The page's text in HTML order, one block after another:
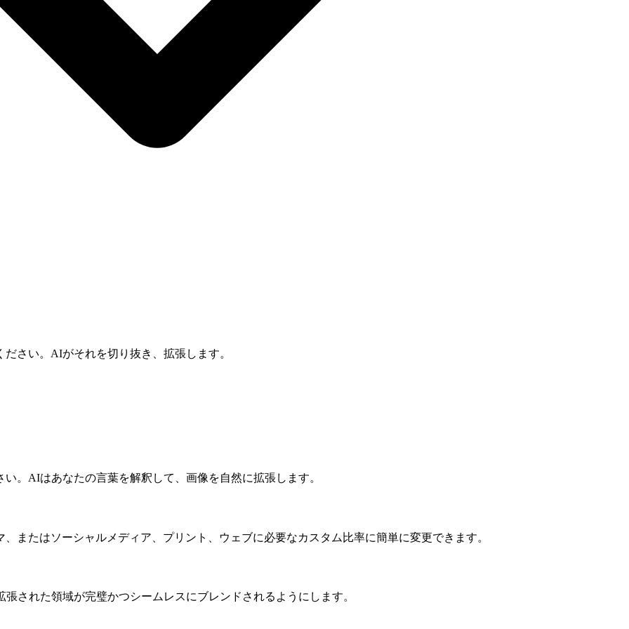
さい。AIがそれを切り抜き、拡張します。
。AIはあなたの言葉を解釈して、画像を自然に拡張します。
またはソーシャルメディア、プリント、ウェブに必要なカスタム比率に簡単に変更できます。
された領域が完璧かつシームレスにブレンドされるようにします。